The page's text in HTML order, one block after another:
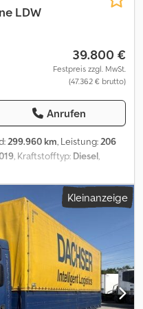
LDW
39.800 €
Festpreis zzgl. MwSt.
(47.362 € brutto)
Anrufen
299.960 km, Leistung: 206
, Kraftstofftyp: Diesel
Konfiguration:4x2, Bremsen:
Sonstige,
Euro6
Laderaumvolumen:
2.480 mm,
ABS,
Differentialsperre,
Kabine, Klimaanlage,
Traktionskontrolle, DAF
Kleinanzeige